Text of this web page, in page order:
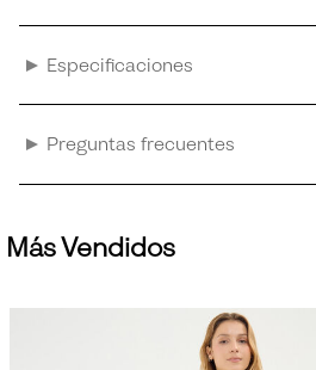
Especificaciones
Preguntas frecuentes
Más Vendidos